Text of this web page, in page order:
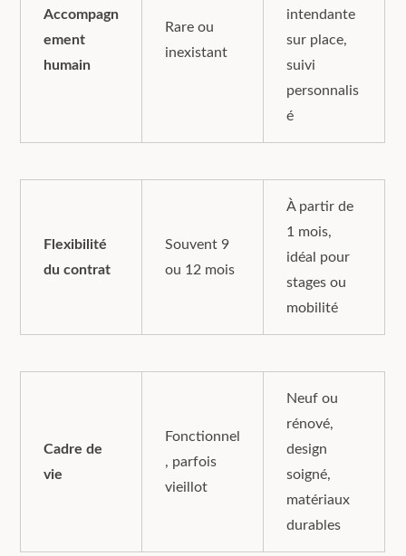
Accompagn
ement
humain
Rare ou
inexistant
intendante
sur place,
suivi
personnalis
é
Flexibilité
du contrat
Souvent 9
ou 12 mois
À partir de
1 mois,
idéal pour
stages ou
mobilité
Cadre de
vie
Fonctionnel
, parfois
vieillot
Neuf ou
rénové,
design
soigné,
matériaux
durables